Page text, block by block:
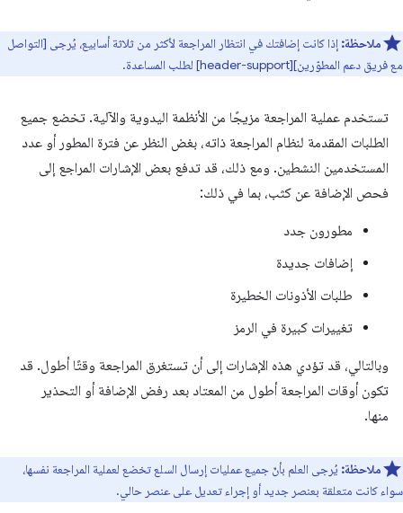
ملاحظة: إذا كانت إضافتك في انتظار المراجعة لأكثر من ثلاثة أسابيع، يُرجى [التواصل
مع فريق دعم المطوّرين][header-support] لطلب المساعدة.
تستخدم عملية المراجعة مزيجًا من الأنظمة اليدوية والآلية. تخضع جميع
الطلبات المقدمة لنظام المراجعة ذاته، بغض النظر عن فترة المطور أو عدد
المستخدمين النشطين. ومع ذلك، قد تدفع بعض الإشارات المراجع إلى
فحص الإضافة عن كثب، بما في ذلك:
مطورون جدد
إضافات جديدة
طلبات الأذونات الخطيرة
تغييرات كبيرة في الرمز
وبالتالي، قد تؤدي هذه الإشارات إلى أن تستغرق المراجعة وقتًا أطول. قد
تكون أوقات المراجعة أطول من المعتاد بعد رفض الإضافة أو التحذير
منها.
ملاحظة: يُرجى العلم بأنّ جميع عمليات إرسال السلع تخضع لعملية المراجعة نفسها،
سواء كانت متعلقة بعنصر جديد أو إجراء تعديل على عنصر حالي.